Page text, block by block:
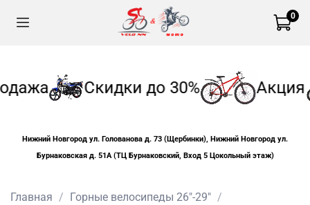
0
Скидки до 30% Акция
Нижний Новгород ул. Голованова д. 73 (Щербинки), Нижний Новгород ул.
Бурнаковская д. 51А (ТЦ Бурнаковский, Вход 5 Цокольный этаж)
Главная
Горные велосипеды 26"-29"